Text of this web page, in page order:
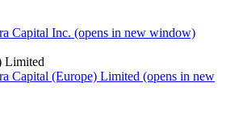
Capital Inc. (opens in new window)
Limited
Capital (Europe) Limited (opens in new